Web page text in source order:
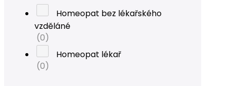
Homeopat bez lékařského
vzděláné
(0)
Homeopat lékař
(0)